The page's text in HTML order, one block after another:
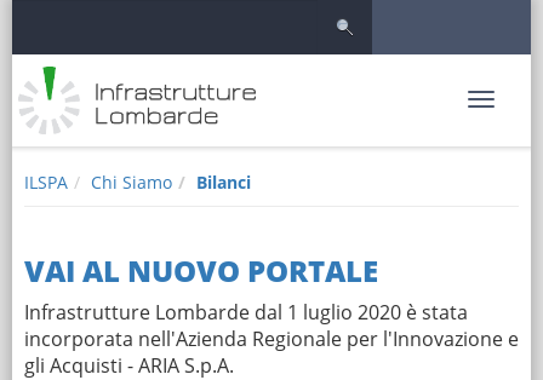
principale
Logo
Infrastrutture
Toggle
ILSPA Chi Siamo Bilanci
VAI AL NUOVO PORTALE
Infrastrutture Lombarde dal 1 luglio 2020 è stata
incorporata nell'Azienda Regionale per l'Innovazione e
gli Acquisti - ARIA S.p.A.